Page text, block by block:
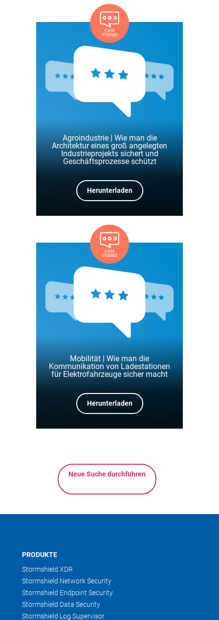
Agroindustrie | Wie man die
Architektur eines groß angelegten
Industrieprojekts sichert und
Geschäftsprozesse schützt
Herunterladen
Mobilität | Wie man die
Kommunikation von Ladestationen
für Elektrofahrzeuge sicher macht
Herunterladen
Neue Suche durchführen
PRODUKTE
Stormshield XDR
Stormshield Network Security
Stormshield Endpoint Security
Stormshield Data Security
Stormshield Log Supervisor